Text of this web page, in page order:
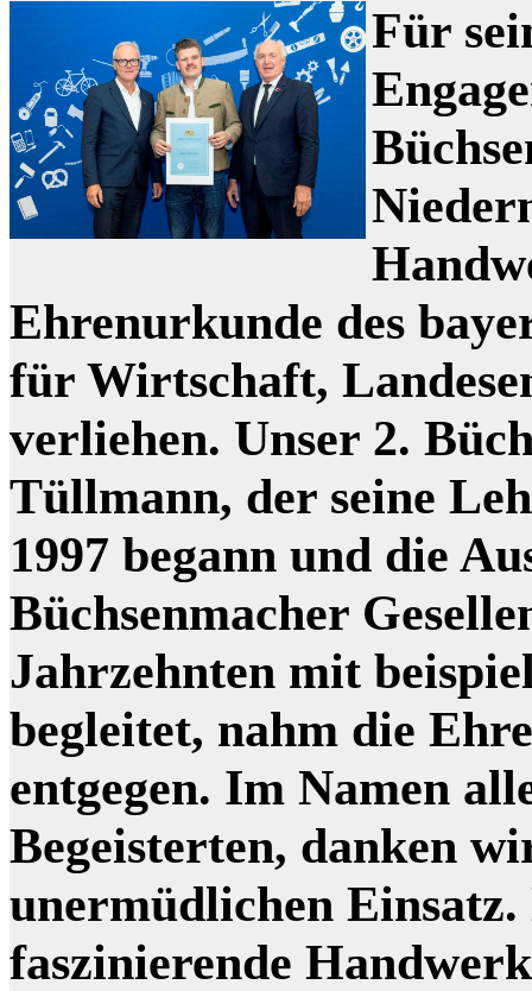
Für
Ehrenurkunde des
für Wirtschaft,
verliehen. Unser 2.
Tüllmann, der seine
1997 begann und die
Büchsenmacher
Jahrzehnten mit
begleitet, nahm die
entgegen. Im Namen
Begeisterten, danken
unermüdlichen Einsatz.
faszinierende